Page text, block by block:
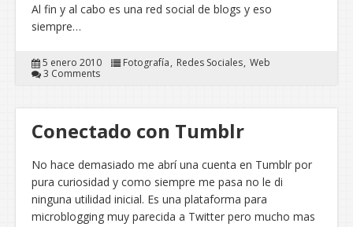
Al fin y al cabo es una red social de blogs y eso
siempre…
5 enero 2010 Fotografía Redes Sociales Web
3 Comments
Conectado con Tumblr
No hace demasiado me abrí una cuenta en Tumblr por
pura curiosidad y como siempre me pasa no le di
ninguna utilidad inicial. Es una plataforma para
microblogging muy parecida a Twitter pero mucho mas